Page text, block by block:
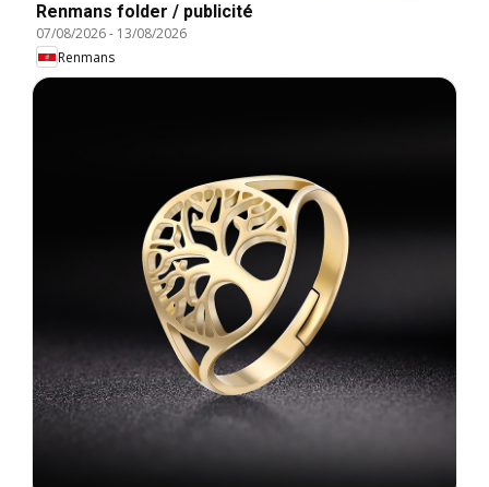
Renmans folder / publicité
07/08/2026- 13/08/2026
Renmans